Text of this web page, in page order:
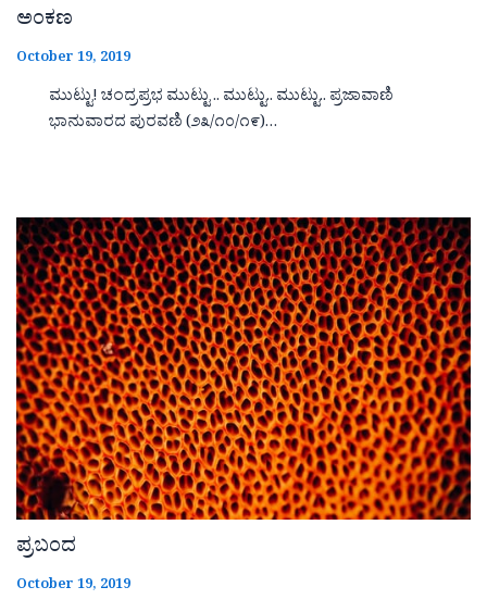
ಅಂಕಣ
October 19, 2019
ಮುಟ್ಟು! ಚಂದ್ರಪ್ರಭ ಮುಟ್ಟು .. ಮುಟ್ಟು.. ಮುಟ್ಟು.. ಪ್ರಜಾವಾಣಿ
ಭಾನುವಾರದ ಪುರವಣಿ (೨೩/೧೦/೧೯)…
ಪ್ರಬಂದ
October 19, 2019